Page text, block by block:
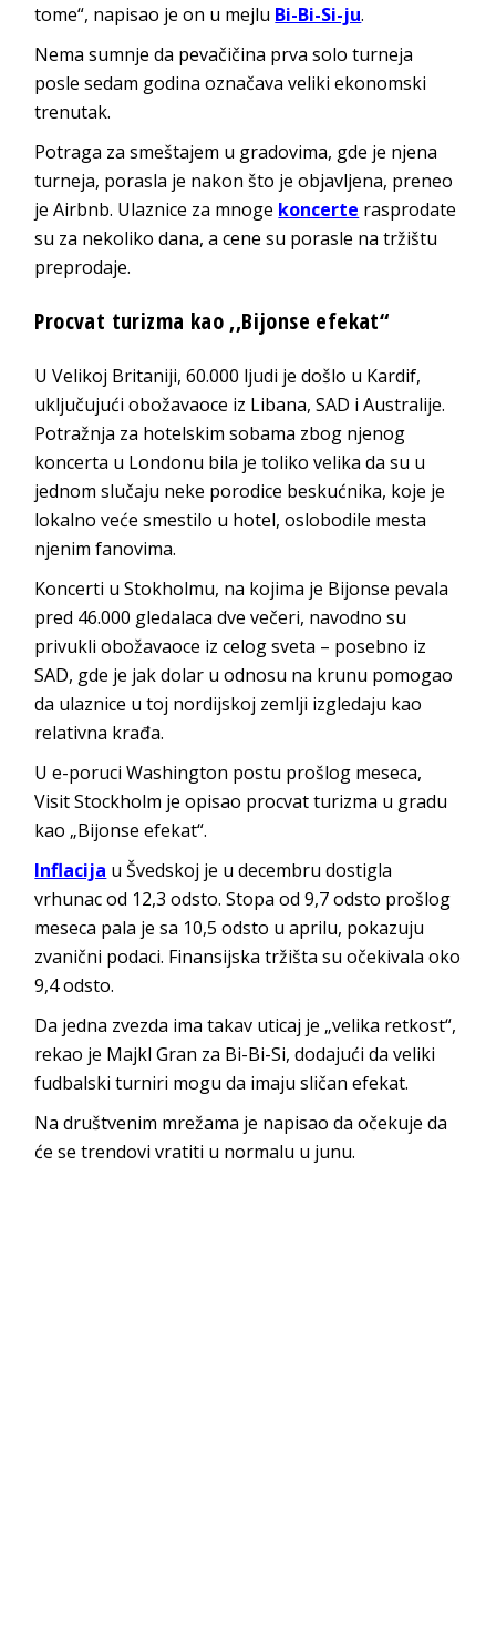
tome“, napisao je on u mejlu Bi-Bi-Si-ju.
Nema sumnje da pevačičina prva solo turneja
posle sedam godina označava veliki ekonomski
trenutak.
Potraga za smeštajem u gradovima, gde je njena
turneja, porasla je nakon što je objavljena, preneo
je Airbnb. Ulaznice za mnoge koncerte rasprodate
su za nekoliko dana, a cene su porasle na tržištu
preprodaje.
Procvat turizma kao ,,Bijonse efekat“
U Velikoj Britaniji, 60.000 ljudi je došlo u Kardif,
uključujući obožavaoce iz Libana, SAD i Australije.
Potražnja za hotelskim sobama zbog njenog
koncerta u Londonu bila je toliko velika da su u
jednom slučaju neke porodice beskućnika, koje je
lokalno veće smestilo u hotel, oslobodile mesta
njenim fanovima.
Koncerti u Stokholmu, na kojima je Bijonse pevala
pred 46.000 gledalaca dve večeri, navodno su
privukli obožavaoce iz celog sveta – posebno iz
SAD, gde je jak dolar u odnosu na krunu pomogao
da ulaznice u toj nordijskoj zemlji izgledaju kao
relativna krađa.
U e-poruci Washington postu prošlog meseca,
Visit Stockholm je opisao procvat turizma u gradu
kao „Bijonse efekat“.
Inflacija u Švedskoj je u decembru dostigla
vrhunac od 12,3 odsto. Stopa od 9,7 odsto prošlog
meseca pala je sa 10,5 odsto u aprilu, pokazuju
zvanični podaci. Finansijska tržišta su očekivala oko
9,4 odsto.
Da jedna zvezda ima takav uticaj je „velika retkost“,
rekao je Majkl Gran za Bi-Bi-Si, dodajući da veliki
fudbalski turniri mogu da imaju sličan efekat.
Na društvenim mrežama je napisao da očekuje da
će se trendovi vratiti u normalu u junu.